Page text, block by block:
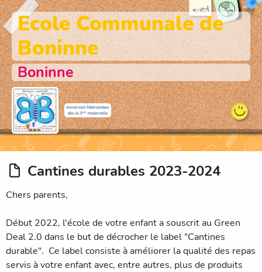
Ecole Communale de
Boninne
Boninne
Cantines durables 2023-2024
Chers parents,
Début 2022, l'école de votre enfant a souscrit au Green
Deal 2.0 dans le but de décrocher le label "Cantines
durable". Ce label consiste à améliorer la qualité des repas
servis à votre enfant avec, entre autres, plus de produits